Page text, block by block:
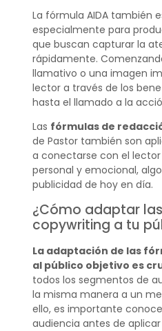
La fórmula AIDA también
especialmente para
que buscan capturar la
rápidamente.
llamativo o una imagen
lector a través de los
hasta el llamado a la
Las fórmulas de
de Pastor también son
a conectarse con el
personal y emocional,
publicidad de hoy en día.
¿Cómo adaptar
copywriting a tu
La adaptación de las
al público objetivo es
todos los segmentos de
la misma manera a un
ello, es importante
audiencia antes de